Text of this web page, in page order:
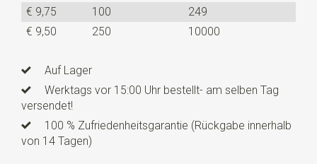
€ 9,75
100
249
€ 9,50
250 10000
Auf Lager
Werktags vor 15:00 Uhr bestellt- am selben Tag
versendet!
100 % Zufriedenheitsgarantie (Rückgabe innerhalb
von 14 Tagen)